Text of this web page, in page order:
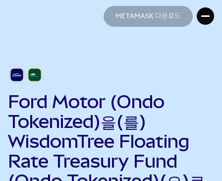
METAMASK 다운로드
Ford Motor (Ondo
Tokenized)을(를)
WisdomTree Floating
Rate Treasury Fund